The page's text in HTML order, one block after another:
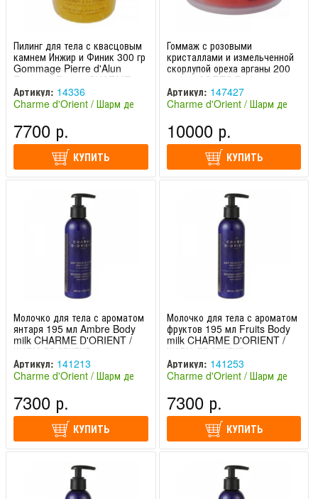
Пилинг для тела с квасцовым
камнем Инжир и Финик 300 гр
Gommage Pierre d'Alun
Figues & Dattes CHARME
D'ORIENT / ШАРМ ДЕ ОРИЕНТ
Артикул: 14336
Charme d'Orient / Шарм де
7700 р.
КУПИТЬ
Гоммаж с розовыми
кристаллами и измельченной
скорлупой ореха арганы 200
гр 2 кг AORES Body scrub
with rose crystals and Argan
shell CHARME D'ORIENT /
Артикул: 147427
Charme d'Orient / Шарм де
10000 р.
КУПИТЬ
Молочко для тела с ароматом
янтаря 195 мл Ambre Body
milk CHARME D'ORIENT /
ШАРМ ДЕ ОРИЕНТ
Артикул: 141213
Charme d'Orient / Шарм де
7300 р.
КУПИТЬ
Молочко для тела с ароматом
фруктов 195 мл Fruits Body
milk CHARME D'ORIENT /
ШАРМ ДЕ ОРИЕНТ
Артикул: 141253
Charme d'Orient / Шарм де
7300 р.
КУПИТЬ